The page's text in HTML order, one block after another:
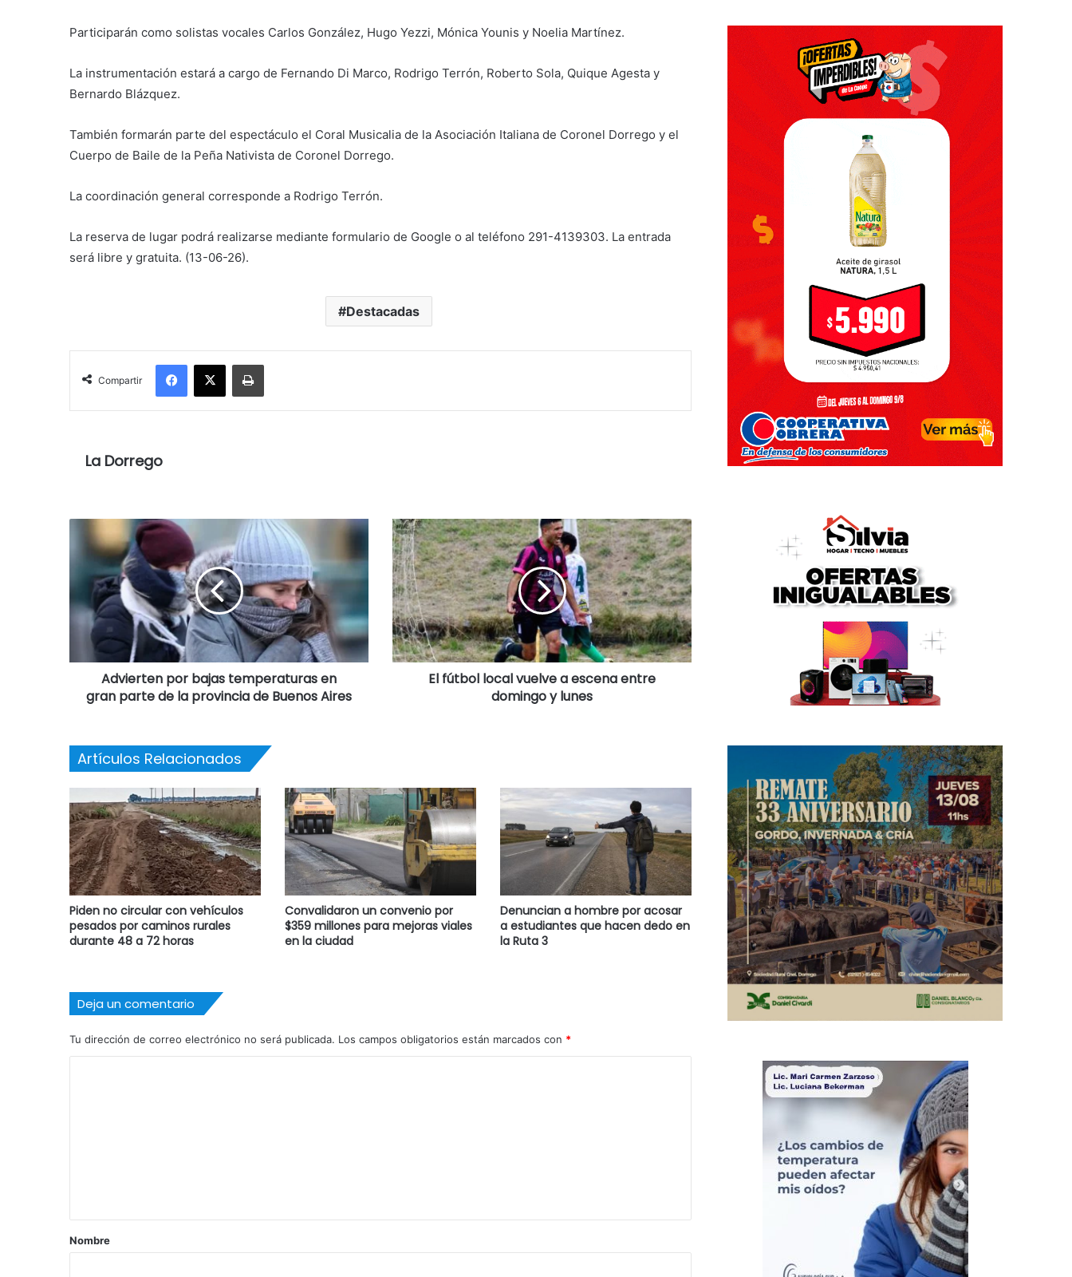
Participarán como solistas vocales Carlos González, Hugo Yezzi, Mónica Younis y Noelia Martínez.
La instrumentación estará a cargo de Fernando Di Marco, Rodrigo Terrón, Roberto Sola, Quique Agesta y
Bernardo Blázquez.
También formarán parte del espectáculo el Coral Musicalia de la Asociación Italiana de Coronel Dorrego y el
Cuerpo de Baile de la Peña Nativista de Coronel Dorrego.
La coordinación general corresponde a Rodrigo Terrón.
La reserva de lugar podrá realizarse mediante formulario de Google o al teléfono 291-4139303. La entrada
será libre y gratuita. (13-06-26).
Destacadas
Compartir
Facebook
X Imprimir
La Dorrego
Advierten por bajas temperaturas en
gran parte de la provincia de Buenos Aires
El fútbol local vuelve a escena entre
domingo y lunes
Artículos Relacionados
Piden no circular con vehículos
pesados por caminos rurales
durante 48 a 72 horas
Convalidaron un convenio por
$359 millones para mejoras viales
en la ciudad
Denuncian a hombre por acosar
a estudiantes que hacen dedo en
la Ruta 3
Deja un comentario
Tu dirección de correo electrónico no será publicada. Los campos obligatorios están marcados con *
rNombre